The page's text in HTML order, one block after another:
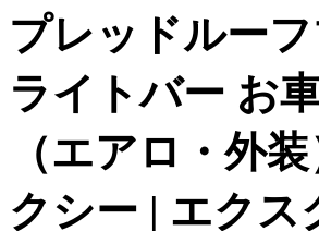
プレッドルー
ライトバー お
（エアロ・外
クシー | エク